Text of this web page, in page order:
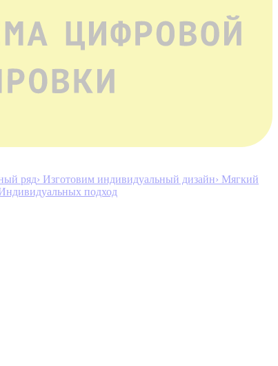
ряд› Изготовим индивидуальный дизайн› Мягкий
подход